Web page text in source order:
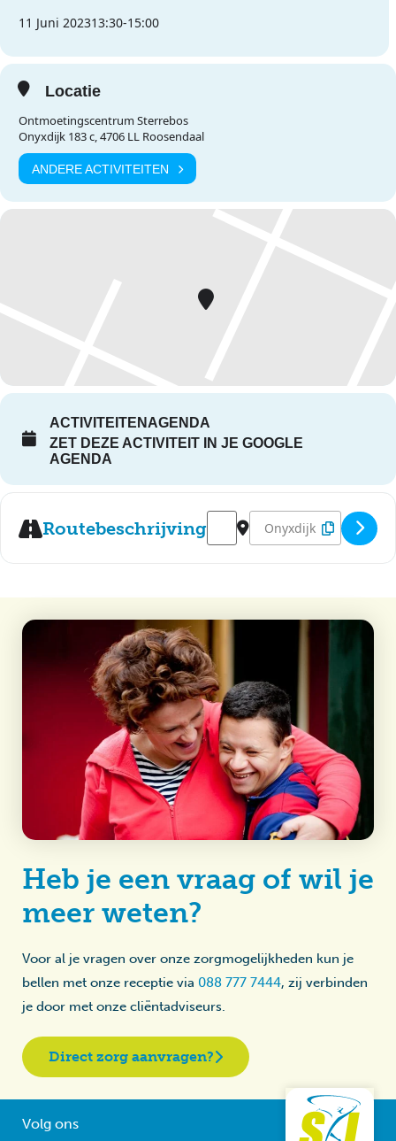
11 Juni 202313:30-15:00
Locatie
Ontmoetingscentrum Sterrebos
Onyxdijk 183 c, 4706 LL Roosendaal
ANDERE ACTIVITEITEN
ACTIVITEITENAGENDA
ZET DEZE ACTIVITEIT IN JE GOOGLE
AGENDA
Routebeschrijving
Address - Optreden DHV-VHV
Destination Address -
Heb je een vraag of wil je
meer weten?
Voor al je vragen over onze zorgmogelijkheden kun je
bellen met onze receptie via 088 777 7444, zij verbinden
je door met onze cliëntadviseurs.
Direct zorg aanvragen?
Volg ons